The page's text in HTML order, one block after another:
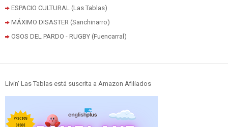
ESPACIO CULTURAL (Las Tablas)
MÁXIMO DISASTER (Sanchinarro)
OSOS DEL PARDO - RUGBY (Fuencarral)
Livin' Las Tablas está suscrita a Amazon Afiliados